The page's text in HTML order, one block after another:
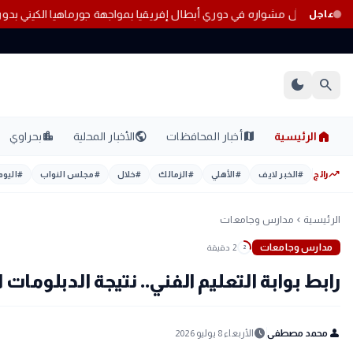
عاجل2033 بيراميدز يستهل مشواره في دوري أبطال إفريقيا بمواجهة جورماهيا
search
dark_mode
home الرئيسية mapأخبار المحافظات publicالأخبار المحلية location_cityبحراوي
trending_upرائج #الخبر لايف #الأهلي #الزمالك #خلال #مجلس النواب #
الرئيسية chevron_left مدارس وجامعات
مدارس وجامعات 2 2 دقيقة
رابط بوابة التعليم الفني.. نتيجة الدبلومات الفنية 2026 برقم الجلوس في
person محمد مصطفى schedule الأربعاء 8 يوليو 2026